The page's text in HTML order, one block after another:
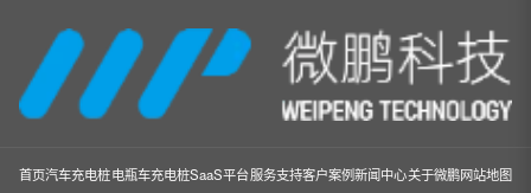
首页汽车充电桩电瓶车充电桩SaaS平台服务支持客户案例新闻中心关于微鹏网站地图